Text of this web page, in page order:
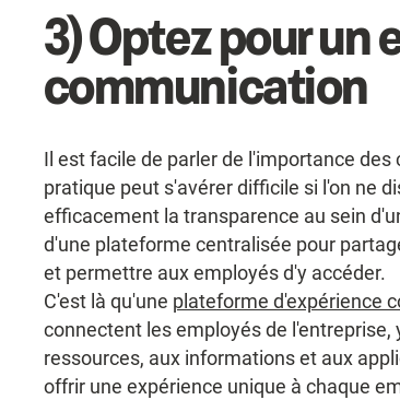
3) Optez pour un
communication
Il est facile de parler de l'importance
pratique peut s'avérer difficile si l'on ne
efficacement la transparence au sein
d'une plateforme centralisée pour
et permettre aux employés d'y accéder.
C'est là qu'une plateforme d'expérience
connectent les employés de
ressources, aux informations et aux
offrir une expérience unique à chaque